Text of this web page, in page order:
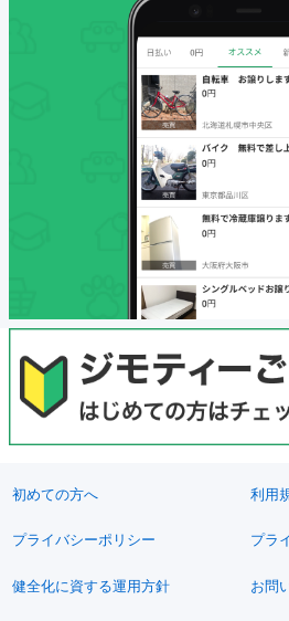
初めての方へ 利用
プライバシーポリシー プラ
健全化に資する運用方針 お問